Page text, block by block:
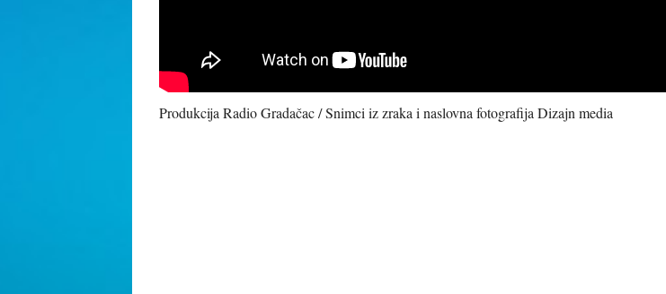
Produkcija Radio Gradačac / Snimci iz zraka i naslovna fotografija Dizajn media